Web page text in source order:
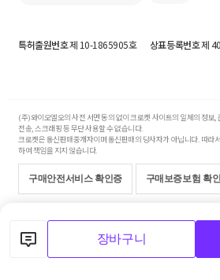
장바구니
특허출원번호제 10-1865905호 상표등록번호제
(주)와이오엘오의 사전 서면 동의 없이 크로켓 사이트의 일체의 정보
전송, 스크래핑 등 무단 사용할 수 없습니다.
크로켓은 통신판매중개자이며 통신판매의 당사자가 아닙니다. 따라
하여 책임을 지지 않습니다.
구매안전서비스 확인증 구매보증보험 확